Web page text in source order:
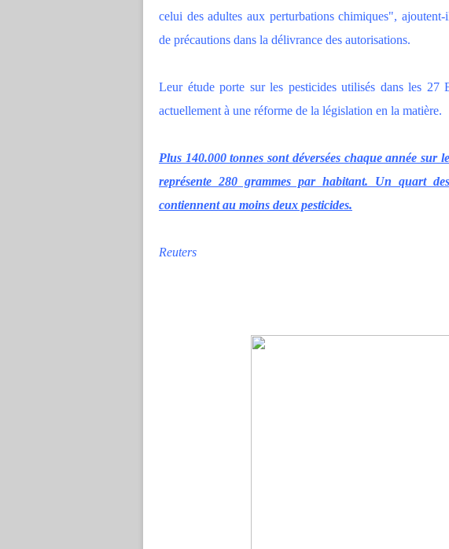
celui des adultes aux perturbations chimiques",
de précautions dans la délivrance des autorisations.
Leur étude porte sur les pesticides utilisés dans les 27
actuellement à une réforme de la législation en la matière.
Plus 140.000 tonnes sont déversées chaque année
représente 280 grammes par habitant. Un quart
contiennent au moins deux pesticides.
Reuters